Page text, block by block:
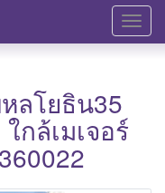
T
o
ลโยธิน35
กล้เมเจอร์